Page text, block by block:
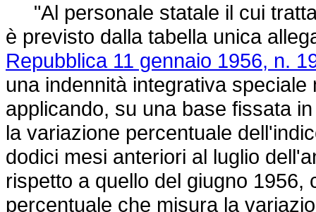
"Al personale statale il cui
è previsto dalla tabella unica
Repubblica 11 gennaio 1956, n.
una indennità integrativa
applicando, su una base fissata
la variazione percentuale
dodici mesi anteriori al luglio
rispetto a quello del giugno
percentuale che misura la